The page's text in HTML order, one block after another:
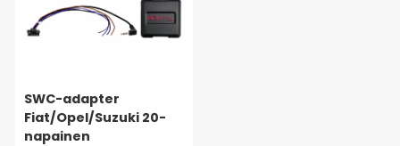
SWC-adapter
Fiat/Opel/Suzuki 20-
napainen